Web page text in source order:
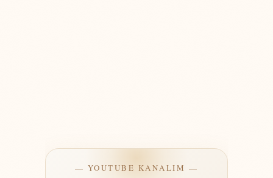
— YOUTUBE KANALIM —